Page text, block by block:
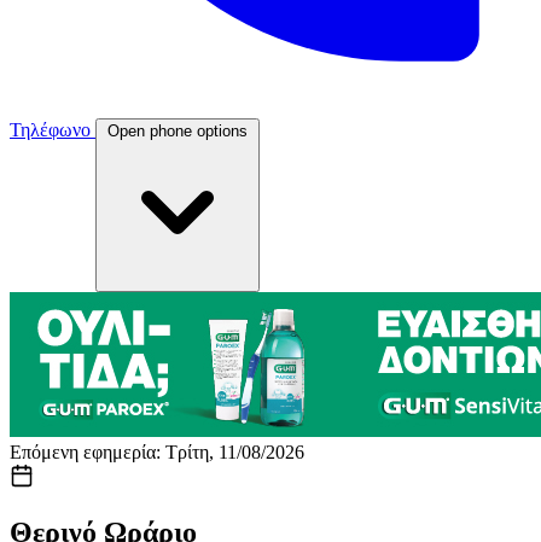
Τηλέφωνο Open phone options
Επόμενη εφημερία: Τρίτη, 11/08/2026
Θερινό Ωράριο